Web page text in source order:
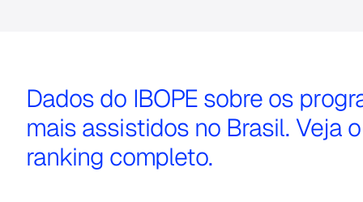
Dados do IBOPE sobre os
mais assistidos no Brasil. Veja o
ranking completo.